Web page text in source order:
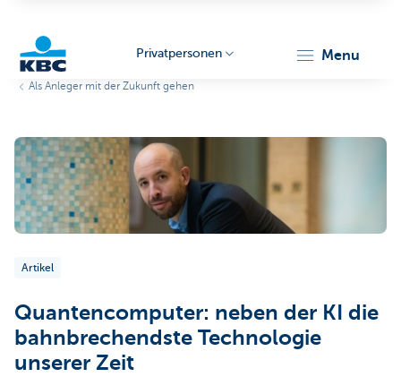
Privatpersonen menu
Als Anleger mit der Zukunft gehen
Artikel
Quantencomputer: neben der KI die
bahnbrechendste Technologie
unserer Zeit